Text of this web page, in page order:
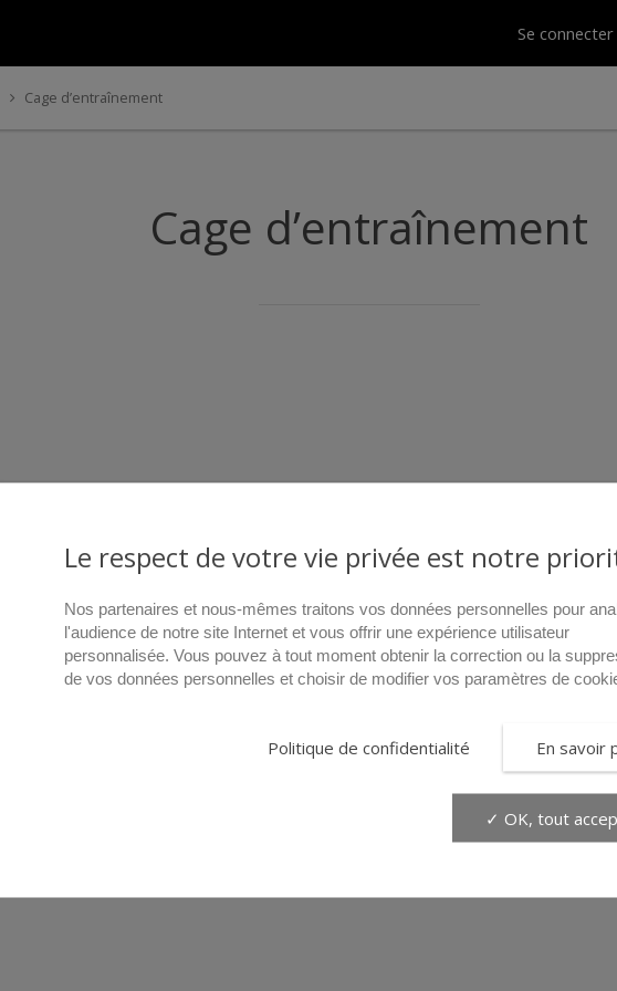
Se connecter
Cage d’entraînement
Cage d’entraînement
Le respect de votre vie privée est notre
Nos partenaires et nous-mêmes traitons vos données personnelles pour
l'audience de notre site Internet et vous offrir une expérience utilisateur
personnalisée. Vous pouvez à tout moment obtenir la correction ou la
de vos données personnelles et choisir de modifier vos paramètres de
Politique de confidentialité En savoir
✓ OK, tout